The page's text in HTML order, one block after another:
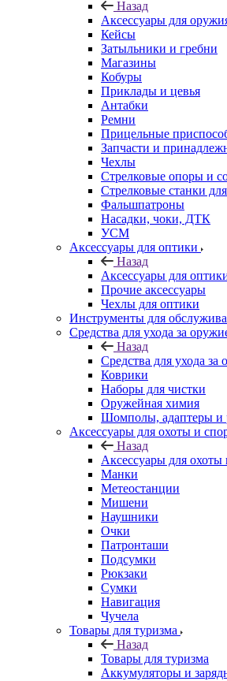
Назад
Аксессуары для
Кейсы
Затыльники и гребни
Магазины
Кобуры
Приклады и цевья
Антабки
Ремни
Прицельные
Запчасти и
Чехлы
Стрелковые опоры и
Стрелковые станки
Фальшпатроны
Насадки, чоки, ДТК
УСМ
Аксессуары для оптики
Назад
Аксессуары для
Прочие аксессуары
Чехлы для оптики
Инструменты для
Средства для ухода за
Назад
Средства для ухода за
Коврики
Наборы для чистки
Оружейная химия
Шомполы, адаптеры и
Аксессуары для охоты и
Назад
Аксессуары для охоты
Манки
Метеостанции
Мишени
Наушники
Очки
Патронташи
Подсумки
Рюкзаки
Сумки
Навигация
Чучела
Товары для туризма
Назад
Товары для туризма
Аккумуляторы и